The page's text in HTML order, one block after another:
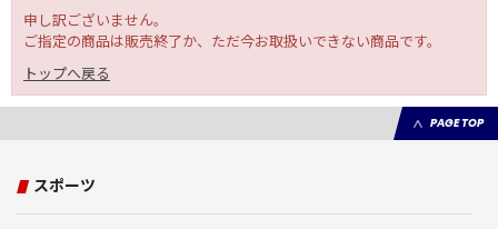
申し訳ございません。
ご指定の商品は販売終了か、ただ今お取扱いできない商品です。
トップへ戻る
PAGE TOP
スポーツ